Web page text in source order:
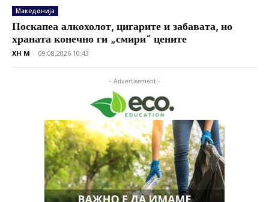
Македонија
Поскапеа алкохолот, цигарите и забавата, но
храната конечно ги „смири“ цените
XH M - 09.08.2026 10:43
- Advertisement -